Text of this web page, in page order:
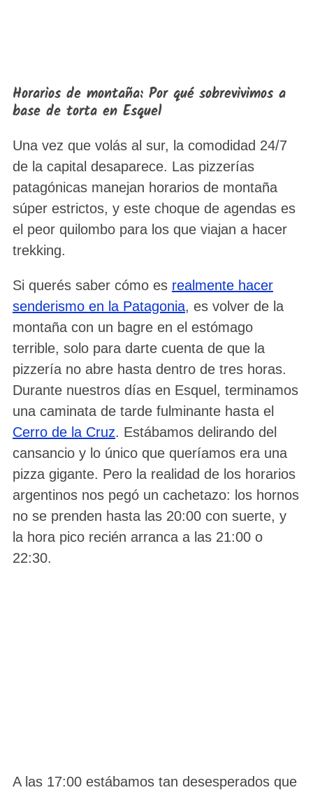
Horarios de montaña: Por qué sobrevivimos a
base de torta en Esquel
Una vez que volás al sur, la comodidad 24/7
de la capital desaparece. Las pizzerías
patagónicas manejan horarios de montaña
súper estrictos, y este choque de agendas es
el peor quilombo para los que viajan a hacer
trekking.
Si querés saber cómo es realmente hacer
senderismo en la Patagonia, es volver de la
montaña con un bagre en el estómago
terrible, solo para darte cuenta de que la
pizzería no abre hasta dentro de tres horas.
Durante nuestros días en Esquel, terminamos
una caminata de tarde fulminante hasta el
Cerro de la Cruz. Estábamos delirando del
cansancio y lo único que queríamos era una
pizza gigante. Pero la realidad de los horarios
argentinos nos pegó un cachetazo: los hornos
no se prenden hasta las 20:00 con suerte, y
la hora pico recién arranca a las 21:00 o
22:30.
A las 17:00 estábamos tan desesperados que